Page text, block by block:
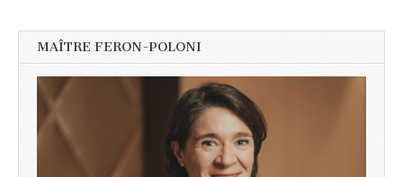
MAÎTRE FERON-POLONI